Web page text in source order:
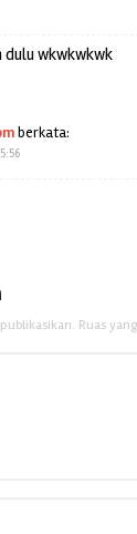
dulu wkwkwkwk
berkata:
Ruas